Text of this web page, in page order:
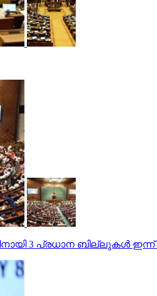
3 പ്രധാന ബില്ലുകള്‍